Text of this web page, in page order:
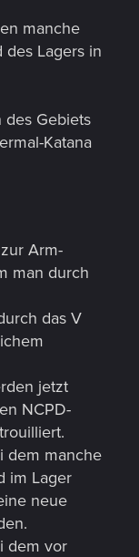
manche
des Lagers in
Gebiets
Katana
Arm-
man durch
das V
jetzt
NCPD-
dem manche
im Lager
neue
dem vor